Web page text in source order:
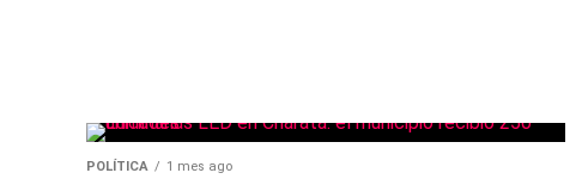
POLÍTICA 1 mes ago